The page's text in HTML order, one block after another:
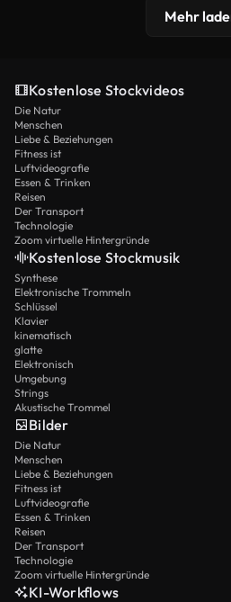
Mehr
Kostenlose Stockvideos
Die Natur
Menschen
Liebe & Beziehungen
Fitness ist
Luftvideografie
Essen & Trinken
Reisen
Der Transport
Technologie
Zoom virtuelle Hintergründe
Kostenlose Stockmusik
Synthese
Elektronische Trommeln
Schlüssel
Klavier
kinematisch
glatte
Elektronisch
Umgebung
Strings
Akustische Trommel
Bilder
Die Natur
Menschen
Liebe & Beziehungen
Fitness ist
Luftvideografie
Essen & Trinken
Reisen
Der Transport
Technologie
Zoom virtuelle Hintergründe
KI-Workflows